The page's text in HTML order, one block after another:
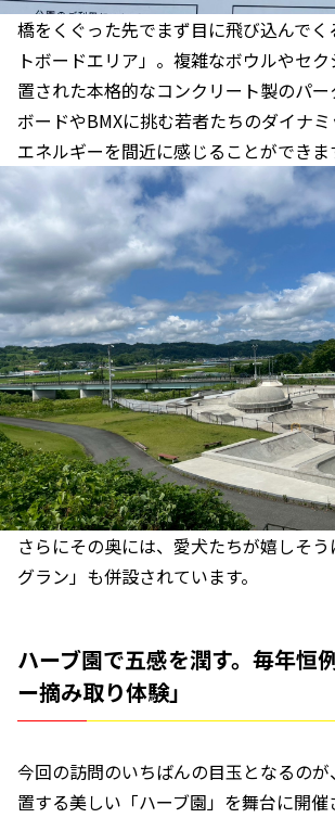
橋をくぐった先でまず目に飛び込んでく
トボードエリア」。複雑なボウルやセ
置された本格的なコンクリート製のパ
ボードやBMXに挑む若者たちのダイナ
エネルギーを間近に感じることができま
さらにその奥には、愛犬たちが嬉しそ
グラン」も併設されています。
ハーブ園で五感を潤す。毎年恒
ー摘み取り体験」
今回の訪問のいちばんの目玉となるの
置する美しい「ハーブ園」を舞台に開